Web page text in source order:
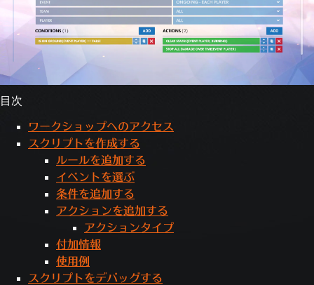
目次
ワークショップへのアクセス
スクリプトを作成する
ルールを追加する
イベントを選ぶ
条件を追加する
アクションを追加する
アクションタイプ
付加情報
使用例
スクリプトをデバッグする